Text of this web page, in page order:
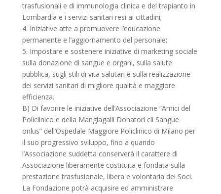
trasfusionali e di immunologia clinica e del trapianto in
Lombardia e i servizi sanitari resi ai cittadini;
4. Iniziative atte a promuovere l’educazione
permanente e l’aggiornamento del personale;
5. Impostare e sostenere iniziative di marketing sociale
sulla donazione di sangue e organi, sulla salute
pubblica, sugli stili di vita salutari e sulla realizzazione
dei servizi sanitari di migliore qualità e maggiore
efficienza.
B) Di favorire le iniziative dell’Associazione “Amici del
Policlinico e della Mangiagalli Donatori cli Sangue
onlus” dell’Ospedale Maggiore Policlinico di Milano per
il suo progressivo sviluppo, fino a quando
l’Associazione suddetta conserverà il carattere di
Associazione liberamente costituita e fondata sulla
prestazione trasfusionale, libera e volontaria dei Soci.
La Fondazione potrà acquisire ed amministrare